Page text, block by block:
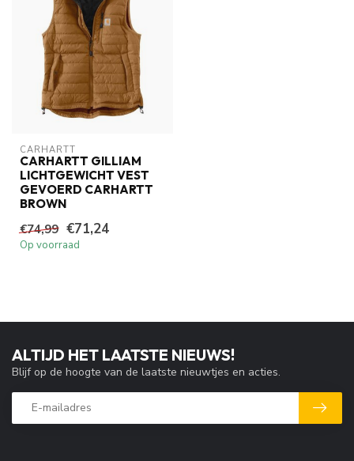
CARHARTT
CARHARTT GILLIAM
LICHTGEWICHT VEST
GEVOERD CARHARTT
BROWN
€74,99 €71,24
Op voorraad
ALTIJD HET LAATSTE NIEUWS!
Blijf op de hoogte van de laatste nieuwtjes en acties.